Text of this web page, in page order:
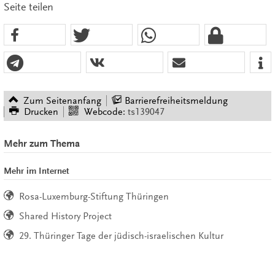
Seite teilen
Zum Seitenanfang
Barrierefreiheitsmeldung
Drucken
Webcode: ts139047
Mehr zum Thema
Mehr im Internet
Rosa-Luxemburg-Stiftung Thüringen
Shared History Project
29. Thüringer Tage der jüdisch-israelischen Kultur